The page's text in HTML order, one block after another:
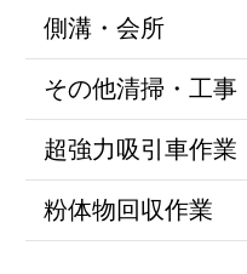
側溝・会所
その他清掃・工事
超強力吸引車作業
粉体物回収作業